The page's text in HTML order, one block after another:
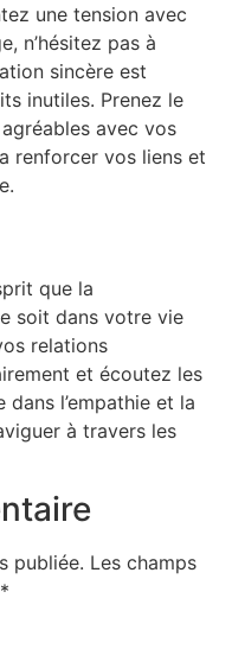
une tension avec
n’hésitez pas à
sincère est
inutiles. Prenez le
avec vos
renforcer vos liens et
que la
soit dans votre vie
relations
et écoutez les
l’empathie et la
à travers les
publiée. Les champs
*